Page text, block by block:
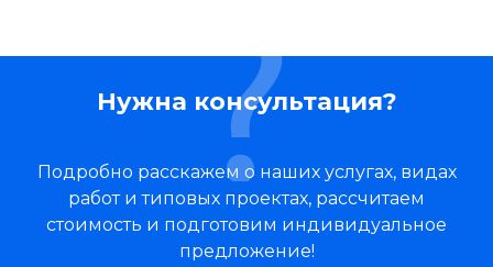
Нужна консультация?
Подробно расскажем о наших услугах, видах
работ и типовых проектах, рассчитаем
стоимость и подготовим индивидуальное
предложение!